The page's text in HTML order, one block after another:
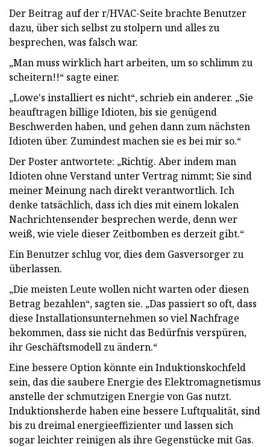
Der Beitrag auf der r/HVAC-Seite brachte Benutzer
dazu, über sich selbst zu stolpern und alles zu
besprechen, was falsch war.
„Man muss wirklich hart arbeiten, um so schlimm zu
scheitern!!“ sagte einer.
„Lowe's installiert es nicht“, schrieb ein anderer. „Sie
beauftragen billige Idioten, bis sie genügend
Beschwerden haben, und gehen dann zum nächsten
Idioten über. Zumindest machen sie es bei mir so.“
Der Poster antwortete: „Richtig. Aber indem man
Idioten ohne Verstand unter Vertrag nimmt; Sie sind
meiner Meinung nach direkt verantwortlich. Ich
denke tatsächlich, dass ich dies mit einem lokalen
Nachrichtensender besprechen werde, denn wer
weiß, wie viele dieser Zeitbomben es derzeit gibt.“
Ein Benutzer schlug vor, dies dem Gasversorger zu
überlassen.
„Die meisten Leute wollen nicht warten oder diesen
Betrag bezahlen“, sagten sie. „Das passiert so oft, dass
diese Installationsunternehmen so viel Nachfrage
bekommen, dass sie nicht das Bedürfnis verspüren,
ihr Geschäftsmodell zu ändern.“
Eine bessere Option könnte ein Induktionskochfeld
sein, das die saubere Energie des Elektromagnetismus
anstelle der schmutzigen Energie von Gas nutzt.
Induktionsherde haben eine bessere Luftqualität, sind
bis zu dreimal energieeffizienter und lassen sich
sogar leichter reinigen als ihre Gegenstücke mit Gas.